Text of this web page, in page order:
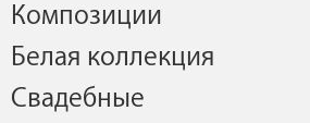
Композиции
Белая коллекция
Свадебные